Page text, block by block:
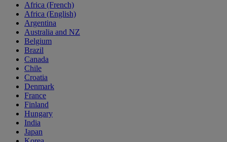
Africa (French)
Africa (English)
Argentina
Australia and NZ
Belgium
Brazil
Canada
Chile
Croatia
Denmark
France
Finland
Hungary
India
Japan